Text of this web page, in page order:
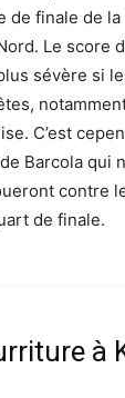
de finale de
Le score
sévère si
C’est
Barcola qui
contre
de finale.
à